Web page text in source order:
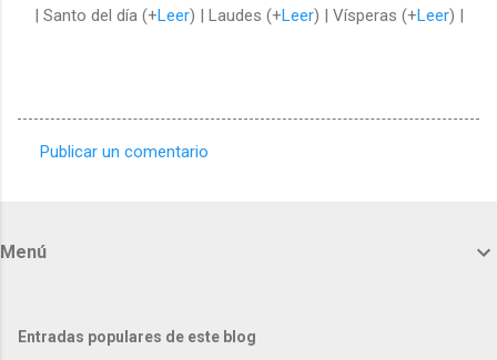
| Santo del día (+Leer) | Laudes (+Leer) | Vísperas (+Leer) |
t
Publicar un comentario
Menú
Entradas populares de este blog